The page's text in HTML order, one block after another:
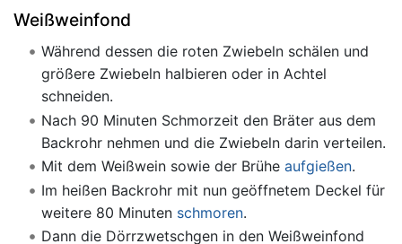
Weißweinfond
Während dessen die roten Zwiebeln schälen und
größere Zwiebeln halbieren oder in Achtel
schneiden.
Nach 90 Minuten Schmorzeit den Bräter aus dem
Backrohr nehmen und die Zwiebeln darin verteilen.
Mit dem Weißwein sowie der Brühe aufgießen.
Im heißen Backrohr mit nun geöffnetem Deckel für
weitere 80 Minuten schmoren.
Dann die Dörrzwetschgen in den Weißweinfond